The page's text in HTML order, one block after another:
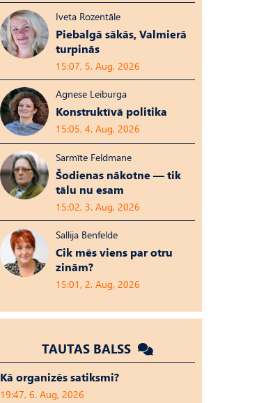
Iveta Rozentāle
Piebalgā sākās, Valmierā
turpinās
15:07, 5. Aug, 2026
Agnese Leiburga
Konstruktīvā politika
15:05, 4. Aug, 2026
Sarmīte Feldmane
Šodienas nākotne — tik
tālu nu esam
15:02, 3. Aug, 2026
Sallija Benfelde
Cik mēs viens par otru
zinām?
15:01, 2. Aug, 2026
TAUTAS BALSS
Kā organizēs satiksmi?
19:47, 6. Aug, 2026